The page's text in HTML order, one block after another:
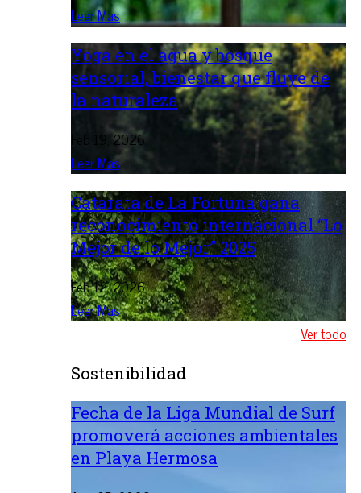
Leer Mas
Yoga en el agua y bosque
sensorial, bienestar que fluye de
la naturaleza
Feb 19, 2026
Leer Mas
Catarata de La Fortuna gana
reconocimiento internacional “Lo
Mejor de lo Mejor” 2025
Feb 12, 2026
Leer Mas
Ver todo
Sostenibilidad
Fecha de la Liga Mundial de Surf
promoverá acciones ambientales
en Playa Hermosa